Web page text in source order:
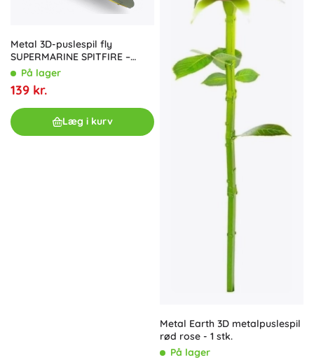
Metal 3D-puslespil fly
SUPERMARINE SPITFIRE –
model METAL EARTH
På lager
139 kr.
Læg i kurv
Metal Earth 3D metalpuslespil
rød rose - 1 stk.
På lager